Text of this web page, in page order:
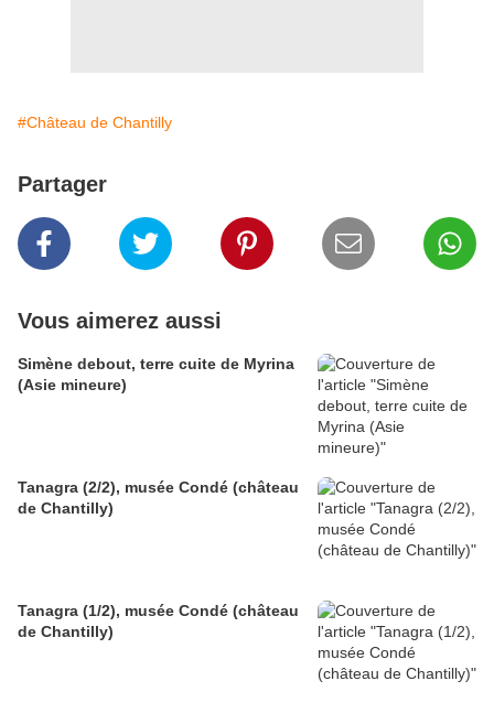
#Château de Chantilly
Partager
Vous aimerez aussi
Simène debout, terre cuite de Myrina
(Asie mineure)
Tanagra (2/2), musée Condé (château
de Chantilly)
Tanagra (1/2), musée Condé (château
de Chantilly)